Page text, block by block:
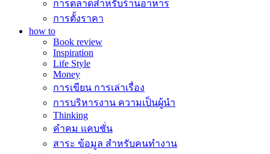
การตลาดสำหรับร้านอาหาร
การตั้งราคา
how to
Book review
Inspiration
Life Style
Money
การเขียน การเล่าเรื่อง
การบริหารงาน ความเป็นผู้นำ
Thinking
คำคม แคบชั่น
สาระ ข้อมูล สำหรับคนทำงาน